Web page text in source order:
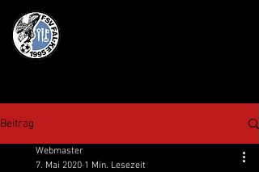
Beitrag
Webmaster
7. Mai 2020 1 Min. Lesezeit